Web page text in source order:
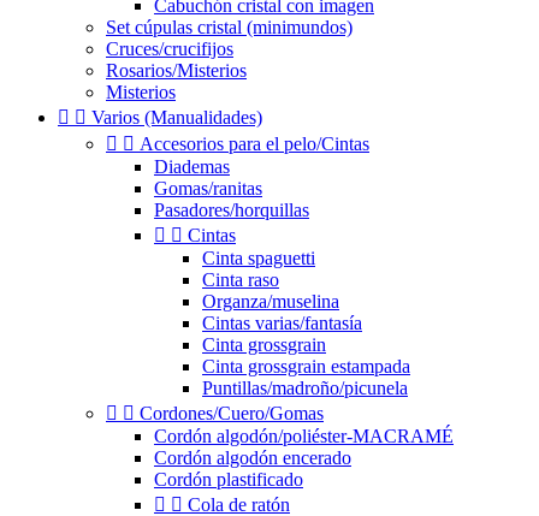
Cabuchón cristal con imagen
Set cúpulas cristal (minimundos)
Cruces/crucifijos
Rosarios/Misterios
Misterios
  Varios (Manualidades)
  Accesorios para el pelo/Cintas
Diademas
Gomas/ranitas
Pasadores/horquillas
  Cintas
Cinta spaguetti
Cinta raso
Organza/muselina
Cintas varias/fantasía
Cinta grossgrain
Cinta grossgrain estampada
Puntillas/madroño/picunela
  Cordones/Cuero/Gomas
Cordón algodón/poliéster-MACRAMÉ
Cordón algodón encerado
Cordón plastificado
  Cola de ratón